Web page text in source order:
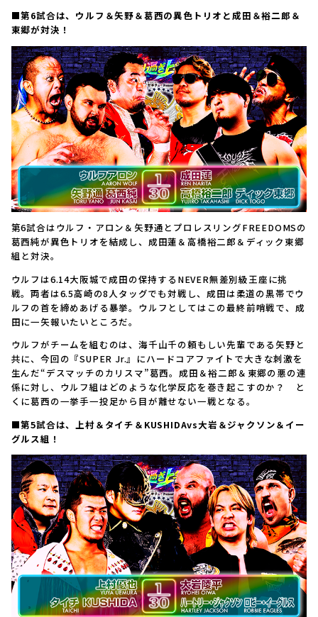
■第6試合は、ウルフ＆矢野＆葛西の異色トリオと成田＆裕二郎＆
東郷が対決！
第6試合はウルフ・アロン＆矢野通とプロレスリングFREEDOMSの
葛西純が異色トリオを結成し、成田蓮＆高橋裕二郎＆ディック東郷
組と対決。
ウルフは6.14大阪城で成田の保持するNEVER無差別級王座に挑
戦。両者は6.5高崎の8人タッグでも対戦し、成田は柔道の黒帯でウ
ルフの首を締めあげる暴挙。ウルフとしてはこの最終前哨戦で、成
田に一矢報いたいところだ。
ウルフがチームを組むのは、海千山千の頼もしい先輩である矢野と
共に、今回の『SUPER Jr.』にハードコアファイトで大きな刺激を
生んだ“デスマッチのカリスマ”葛西。成田＆裕二郎＆東郷の悪の連
係に対し、ウルフ組はどのような化学反応を巻き起こすのか？ と
くに葛西の一挙手一投足から目が離せない一戦となる。
■第5試合は、上村＆タイチ＆KUSHIDAvs大岩＆ジャクソン＆イー
グルス組！